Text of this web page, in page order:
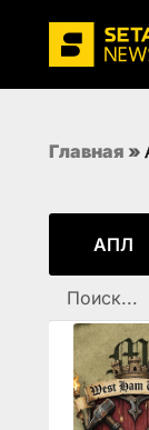
Главная »
АПЛ